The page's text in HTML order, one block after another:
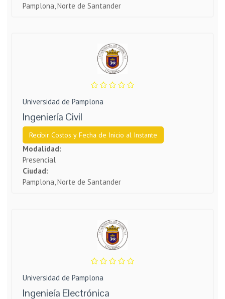
Pamplona, Norte de Santander
Universidad de Pamplona
Ingeniería Civil
Recibir Costos y Fecha de Inicio al Instante
Modalidad:
Presencial
Ciudad:
Pamplona, Norte de Santander
Universidad de Pamplona
Ingenieía Electrónica